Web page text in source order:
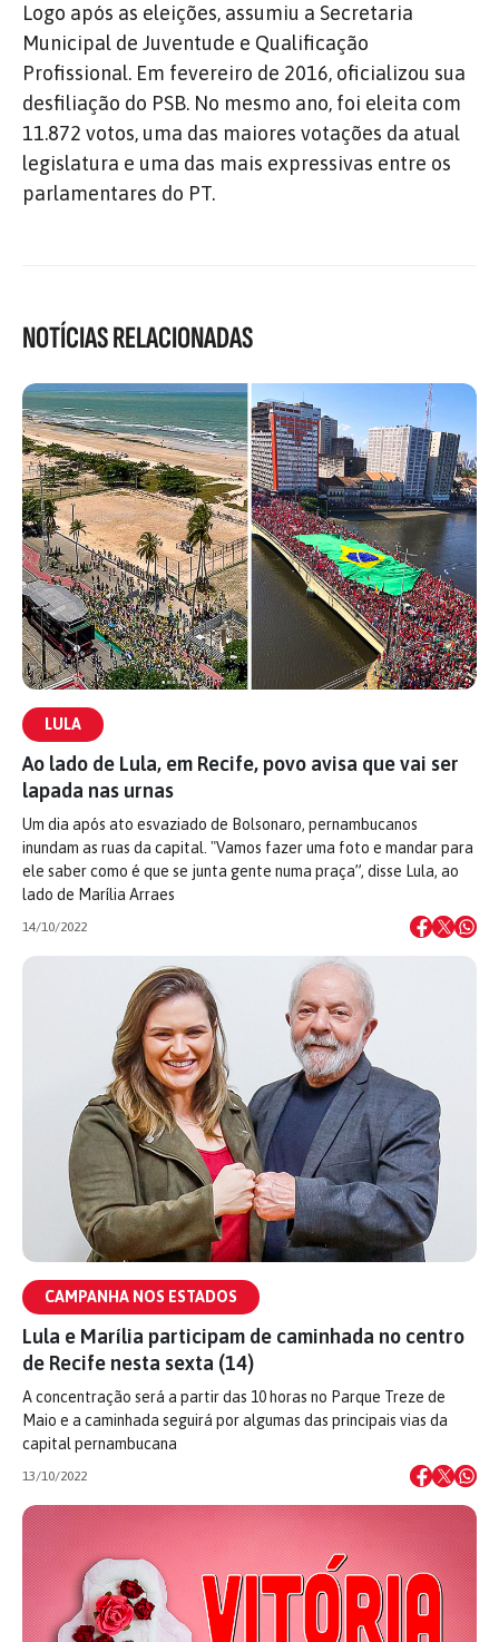
Logo após as eleições, assumiu a Secretaria
Municipal de Juventude e Qualificação
Profissional. Em fevereiro de 2016, oficializou sua
desfiliação do PSB. No mesmo ano, foi eleita com
11.872 votos, uma das maiores votações da atual
legislatura e uma das mais expressivas entre os
parlamentares do PT.
NOTÍCIAS RELACIONADAS
LULA
Ao lado de Lula, em Recife, povo avisa que vai ser
lapada nas urnas
Um dia após ato esvaziado de Bolsonaro, pernambucanos
inundam as ruas da capital. "Vamos fazer uma foto e mandar para
ele saber como é que se junta gente numa praça”, disse Lula, ao
lado de Marília Arraes
14/10/2022
CAMPANHA NOS ESTADOS
Lula e Marília participam de caminhada no centro
de Recife nesta sexta (14)
A concentração será a partir das 10 horas no Parque Treze de
Maio e a caminhada seguirá por algumas das principais vias da
capital pernambucana
13/10/2022